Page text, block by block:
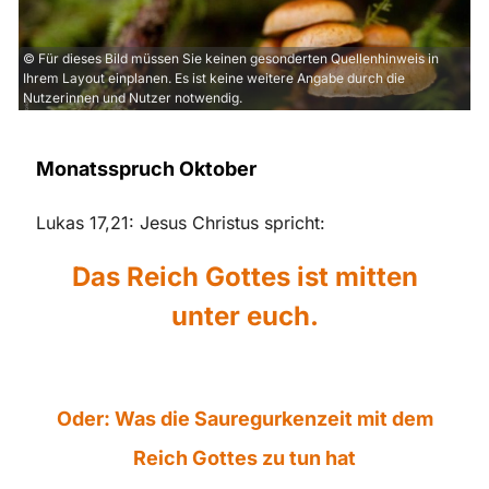
© Für dieses Bild müssen Sie keinen gesonderten Quellenhinweis in
Ihrem Layout einplanen. Es ist keine weitere Angabe durch die
Nutzerinnen und Nutzer notwendig.
Monatsspruch Oktober
Lukas 17,21: Jesus Christus spricht:
Das Reich Gottes ist mitten
unter euch.
Oder: Was die Sauregurkenzeit mit dem
Reich Gottes zu tun hat